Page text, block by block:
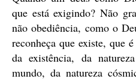
que está exigindo? Não
não obediência, como o
reconheça que existe, que
da existência, da
mundo, da natureza